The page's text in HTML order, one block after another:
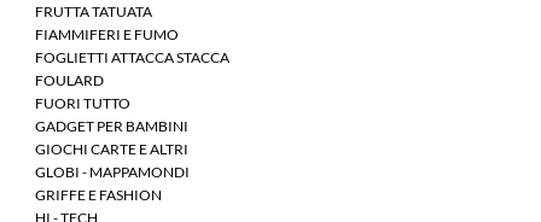
FRUTTA TATUATA
FIAMMIFERI E FUMO
FOGLIETTI ATTACCA STACCA
FOULARD
FUORI TUTTO
GADGET PER BAMBINI
GIOCHI CARTE E ALTRI
GLOBI - MAPPAMONDI
GRIFFE E FASHION
HI - TECH